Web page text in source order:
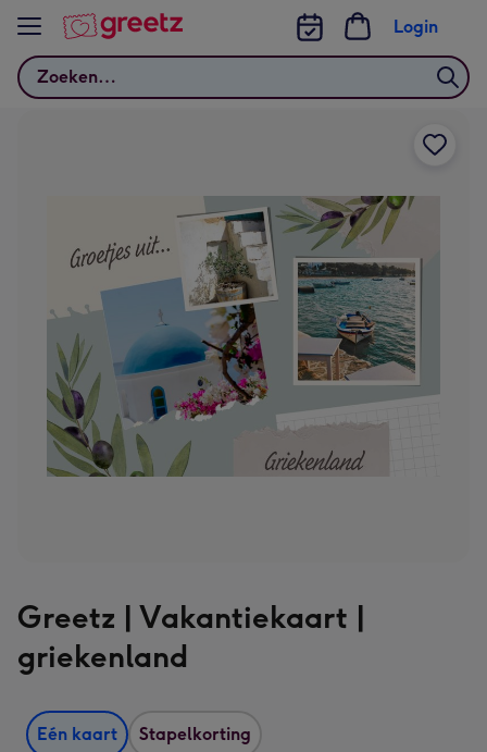
Bekijk meer
Zoeken
Login
Greetz | Vakantiekaart |
griekenland
Eén kaart Stapelkorting